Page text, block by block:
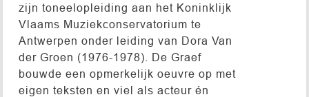
zijn toneelopleiding aan het Koninklijk
Vlaams Muziekconservatorium te
Antwerpen onder leiding van Dora Van
der Groen (1976-1978). De Graef
bouwde een opmerkelijk oeuvre op met
eigen teksten en viel als acteur én